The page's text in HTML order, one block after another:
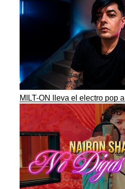
MILT-ON lleva el electro pop